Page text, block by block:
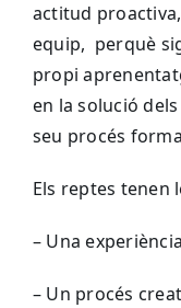
actitud
equip, perquè
propi
en la solució
seu procés
Els reptes tenen
– Una
– Un procés